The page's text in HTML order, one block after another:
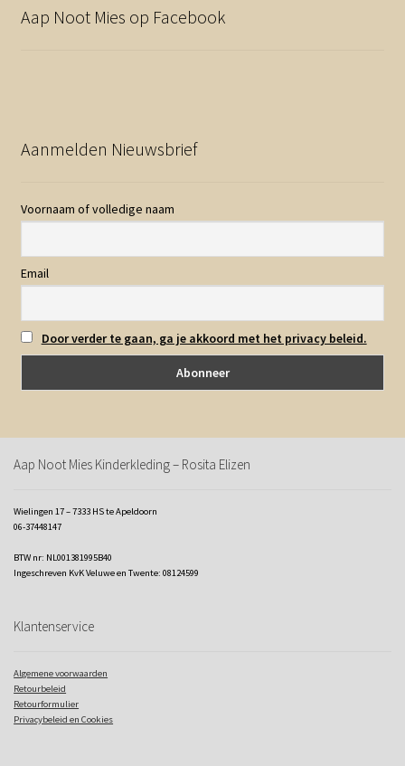
Aap Noot Mies op Facebook
Aanmelden Nieuwsbrief
Voornaam of volledige naam
Email
Door verder te gaan, ga je akkoord met het privacy beleid.
Aap Noot Mies Kinderkleding – Rosita Elizen
Wielingen 17 – 7333 HS te Apeldoorn
06-37448147
BTW nr: NL001381995B40
Ingeschreven KvK Veluwe en Twente: 08124599
Klantenservice
Algemene voorwaarden
Retourbeleid
Retourformulier
Privacybeleid en Cookies